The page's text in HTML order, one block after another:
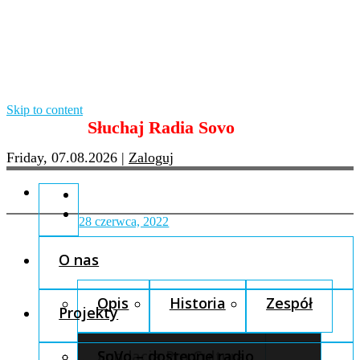
Skip to content
Słuchaj Radia Sovo
Friday, 07.08.2026 | Zaloguj
O nas
Opis Historia Zespół
Fundacja Pro Cultura
Projekty
SoVo – dostępne radio
28 czerwca, 2022